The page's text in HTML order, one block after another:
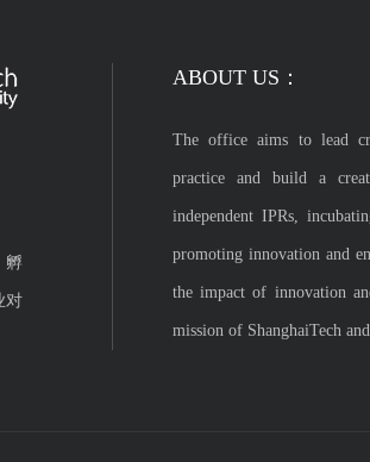
孵
对
ABOUT US：
The office aims to lead
practice and build a
independent IPRs,
promoting innovation and
the impact of innovation
mission of ShanghaiTech